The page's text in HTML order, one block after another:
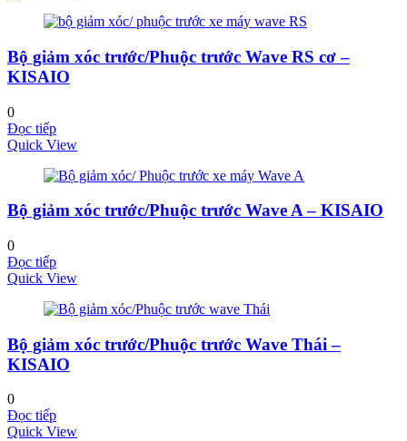
Bộ giảm xóc trước/Phuộc trước Wave RS cơ –
KISAIO
0
Đọc tiếp
Quick View
Bộ giảm xóc trước/Phuộc trước Wave A – KISAIO
0
Đọc tiếp
Quick View
Bộ giảm xóc trước/Phuộc trước Wave Thái –
KISAIO
0
Đọc tiếp
Quick View